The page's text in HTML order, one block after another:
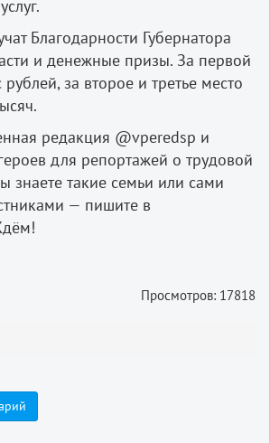
Благодарности Губернатора
и денежные призы. За первой
за второе и третье место
редакция @vperedsp и
для репортажей о трудовой
знаете такие семьи или сами
— пишите в
Просмотров: 17818